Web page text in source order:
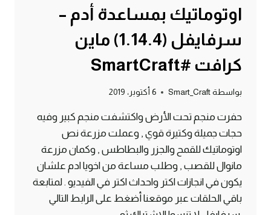
اوتوماتيك بمساعدة أدم –
سرفايفل (1.14.4) ماين
كرافت #SmartCraft
بواسطة Smart_Craft 6 أكتوبر، 2019
حفرت منجم تحت الأرض واكتشفت منجم كبير وفيه
حجات جميلة وكتيرة قوي , وعملت مزرعة نص
اوتوماتيك للقمح والجزر والبطاطس , وكمان مزرعة
مانوال للقصب , وطلب مساعة من اخويا ادم علشان
يكون في انجازات اكتر واحداث اكتر في الفيديو . لمتابعة
باقي الحلقات عبر موقعنا أضغط على الرابط التالي